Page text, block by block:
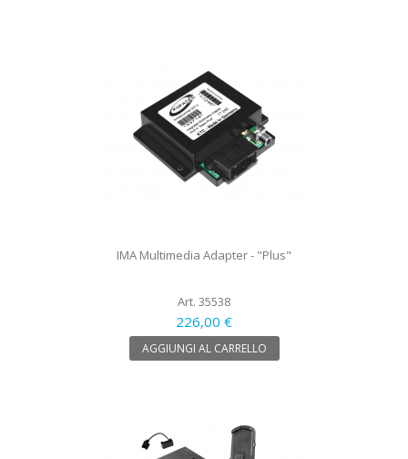
IMA Multimedia Adapter - "Plus"
Art. 35538
226,00 €
AGGIUNGI AL CARRELLO